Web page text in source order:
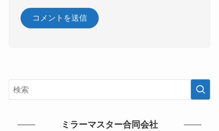
ミラーマスター合同会社